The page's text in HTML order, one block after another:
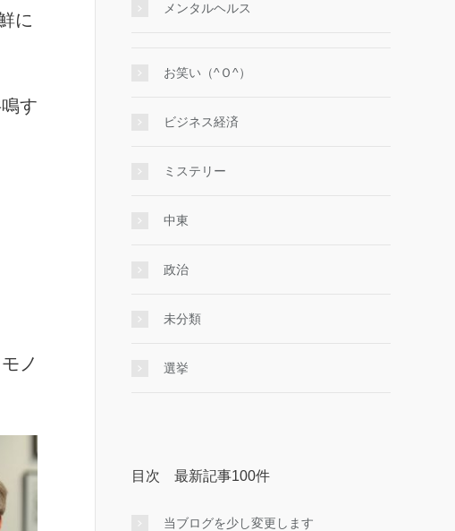
に
す
ノ
メンタルヘルス
お笑い（^Ｏ^）
ビジネス経済
ミステリー
中東
政治
未分類
選挙
目次 最新記事100件
当ブログを少し変更します